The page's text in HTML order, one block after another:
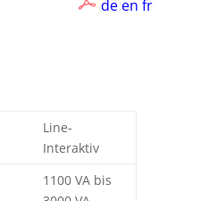
de en fr
Line-
Interaktiv
1100 VA bis